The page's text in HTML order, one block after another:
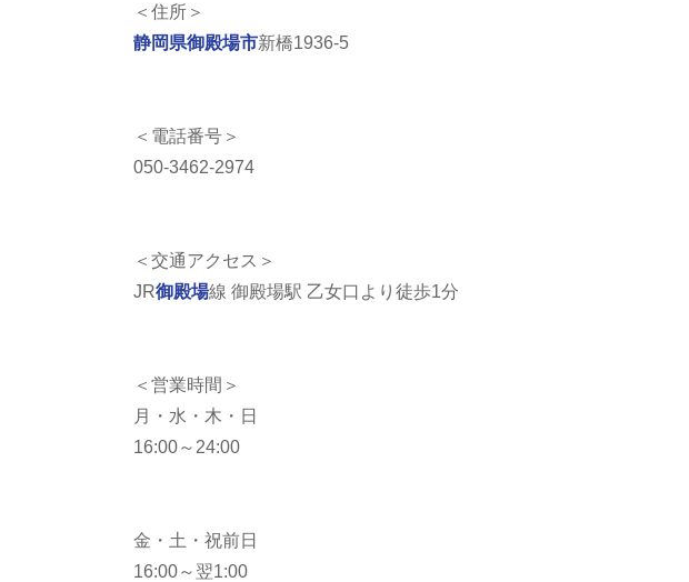
＜住所＞
静岡県御殿場市新橋1936-5
＜電話番号＞
050-3462-2974
＜交通アクセス＞
JR御殿場線 御殿場駅 乙女口より徒歩1分
＜営業時間＞
月・水・木・日
16:00～24:00
金・土・祝前日
16:00～翌1:00